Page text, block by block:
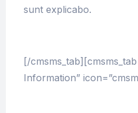
sunt explicabo.
[/
Information”